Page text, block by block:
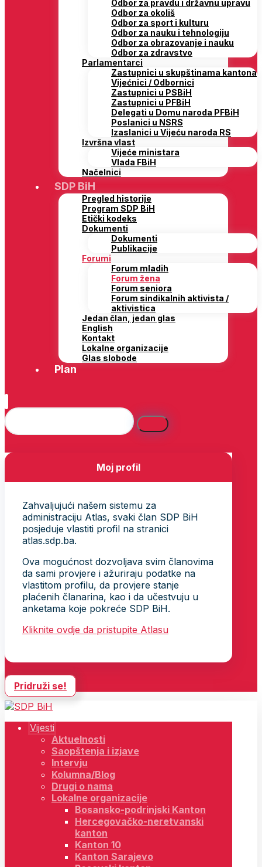
Odbor za pravdu i državnu upravu
Odbor za okoliš
Odbor za sport i kulturu
Odbor za nauku i tehnologiju
Odbor za obrazovanje i nauku
Odbor za zdravstvo
Parlamentarci
Zastupnici u skupštinama kantona
Vijećnici / Odbornici
Zastupnici u PSBiH
Zastupnici u PFBiH
Delegati u Domu naroda PFBiH
Poslanici u NSRS
Izaslanici u Vijeću naroda RS
Izvršna vlast
Vijeće ministara
Vlada FBiH
Načelnici
SDP BiH
Pregled historije
Program SDP BiH
Etički kodeks
Dokumenti
Dokumenti
Publikacije
Forumi
Forum mladih
Forum žena
Forum seniora
Forum sindikalnih aktivista /
aktivistica
Jedan član, jedan glas
English
Kontakt
Lokalne organizacije
Glas slobode
Plan
Moj profil
Zahvaljujući našem sistemu za
administraciju Atlas, svaki član SDP BiH
posjeduje vlastiti profil na stranici
atlas.sdp.ba.
Ova mogućnost dozvoljava svim članovima
da sami provjere i ažuriraju podatke na
vlastitom profilu, da provjere stanje
plaćenih članarina, kao i da učestvuju u
anketama koje pokreće SDP BiH.
Kliknite ovdje da pristupite Atlasu
Pridruži se!
Vijesti
Aktuelnosti
Saopštenja i izjave
Intervju
Kolumna/Blog
Drugi o nama
Lokalne organizacije
Bosansko-podrinjski Kanton
Hercegovačko-neretvanski
kanton
Kanton 10
Kanton Sarajevo